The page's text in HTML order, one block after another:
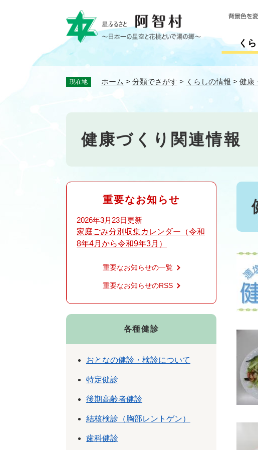
く
現在地 ホーム > 分類でさがす > くらしの情報 > 健康
健康づくり関連情報
重要なお知らせ
2026年3月23日更新
家庭ごみ分別収集カレンダー（令和
8年4月から令和9年3月）
重要なお知らせの一覧
重要なお知らせのRSS
各種健診
おとなの健診・検診について
特定健診
後期高齢者健診
結核検診（胸部レントゲン）
歯科健診